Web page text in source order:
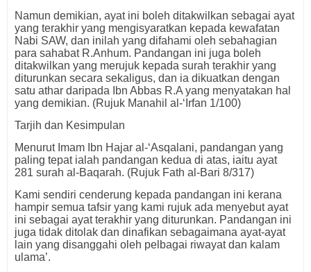
Namun demikian, ayat ini boleh ditakwilkan sebagai ayat
yang terakhir yang mengisyaratkan kepada kewafatan
Nabi SAW, dan inilah yang difahami oleh sebahagian
para sahabat R.Anhum. Pandangan ini juga boleh
ditakwilkan yang merujuk kepada surah terakhir yang
diturunkan secara sekaligus, dan ia dikuatkan dengan
satu athar daripada Ibn Abbas R.A yang menyatakan hal
yang demikian. (Rujuk Manahil al-‘Irfan 1/100)
Tarjih dan Kesimpulan
Menurut Imam Ibn Hajar al-‘Asqalani, pandangan yang
paling tepat ialah pandangan kedua di atas, iaitu ayat
281 surah al-Baqarah. (Rujuk Fath al-Bari 8/317)
Kami sendiri cenderung kepada pandangan ini kerana
hampir semua tafsir yang kami rujuk ada menyebut ayat
ini sebagai ayat terakhir yang diturunkan. Pandangan ini
juga tidak ditolak dan dinafikan sebagaimana ayat-ayat
lain yang disanggahi oleh pelbagai riwayat dan kalam
ulama’.